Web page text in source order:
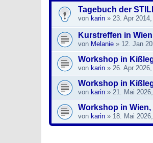
Tagebuch der
von karin » 23. Apr
Kurstreffen in
von Melanie » 12. Jan
Workshop in
von karin » 26. Apr
Workshop in
von karin » 21. Mai
Workshop in Wien,
von karin » 18. Mai